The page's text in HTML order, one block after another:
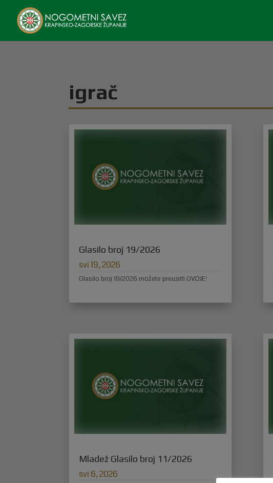
igrač
Glasilo broj 19/2026
svi 19, 2026
Glasilo broj 19/2026 možete preuzeti OVDJE!
Mladež Glasilo broj 11/2026
svi 6, 2026